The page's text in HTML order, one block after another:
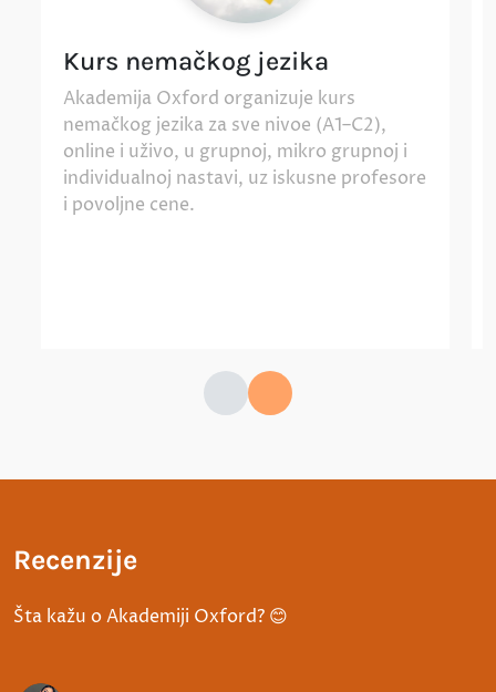
Kurs nemačkog jezika
Akademija Oxford organizuje kurs
nemačkog jezika za sve nivoe (A1–C2),
online i uživo, u grupnoj, mikro grupnoj i
individualnoj nastavi, uz iskusne profesore
i povoljne cene.
Recenzije
Šta kažu o Akademiji Oxford? 😊